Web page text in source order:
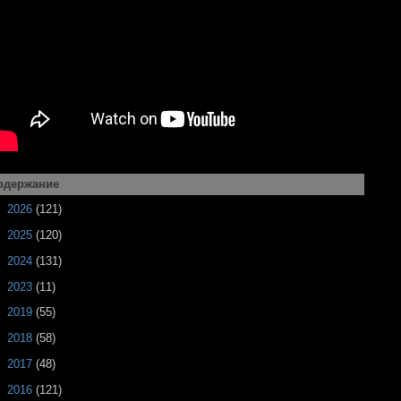
2026(121)
2025(120)
2024(131)
2023(11)
2019(55)
2018(58)
2017(48)
2016(121)